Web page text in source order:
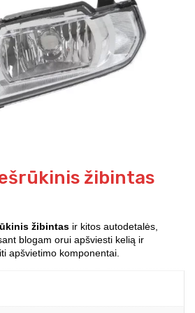
žibintas
žibintas ir kitos autodetalės,
blogam orui apšviesti kelią ir
apšvietimo komponentai.